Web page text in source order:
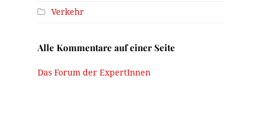
Verkehr
Alle Kommentare auf einer Seite
Das Forum der ExpertInnen